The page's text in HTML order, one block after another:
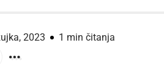
2023 1 min čitanja